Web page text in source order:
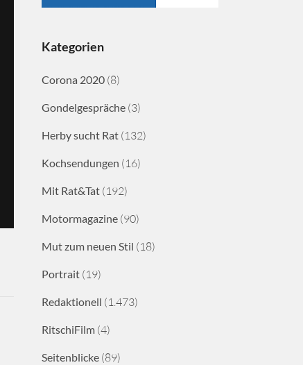
Kategorien
Corona 2020 (8)
Gondelgespräche (3)
Herby sucht Rat (132)
Kochsendungen (16)
Mit Rat&Tat (192)
Motormagazine (90)
Mut zum neuen Stil (18)
Portrait (19)
Redaktionell (1.473)
RitschiFilm (4)
Seitenblicke (89)